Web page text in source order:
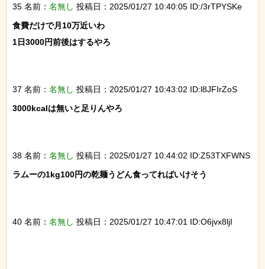
35 名前： 名無し 投稿日：2025/01/27 10:40:05 ID:/3rTPYSKe
食費だけで月10万近いわ
1日3000円前後はするやろ
37 名前： 名無し 投稿日：2025/01/27 10:43:02 ID:l8JFIrZoS
3000kcalは無いと足りんやろ
38 名前： 名無し 投稿日：2025/01/27 10:44:02 ID:Z53TXFWNS
ラムーの1kg100円の乾麺うどん食ってればいけそう
40 名前： 名無し 投稿日：2025/01/27 10:47:01 ID:O6jvx8ljI